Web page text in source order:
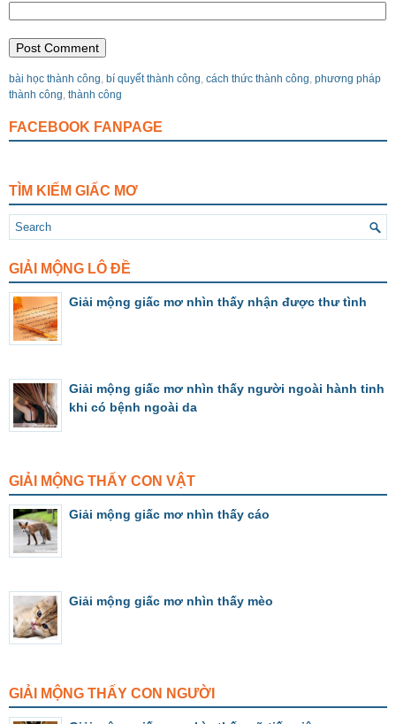
bài học thành công, bí quyết thành công, cách thức thành công, phương pháp
thành công, thành công
FACEBOOK FANPAGE
TÌM KIẾM GIẤC MƠ
GIẢI MỘNG LÔ ĐỀ
Giải mộng giấc mơ nhìn thấy nhận được thư tình
Giải mộng giấc mơ nhìn thấy người ngoài hành tinh
khi có bệnh ngoài da
GIẢI MỘNG THẤY CON VẬT
Giải mộng giấc mơ nhìn thấy cáo
Giải mộng giấc mơ nhìn thấy mèo
GIẢI MỘNG THẤY CON NGƯỜI